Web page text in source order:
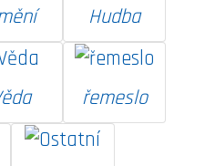
Hudba
řemeslo